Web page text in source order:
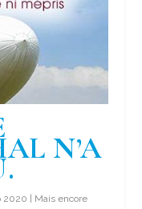
N’A
2020 | Mais encore